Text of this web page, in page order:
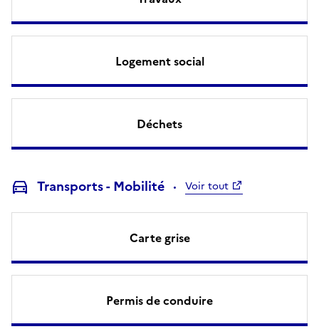
Logement social
Déchets
Transports - Mobilité Voir tout
Carte grise
Permis de conduire